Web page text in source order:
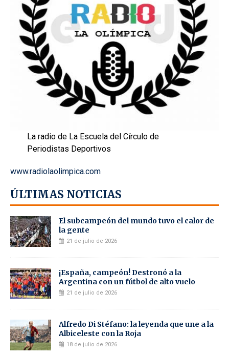
La radio de La Escuela del Círculo de
Periodistas Deportivos
www.radiolaolimpica.com
ÚLTIMAS NOTICIAS
El subcampeón del mundo tuvo el calor de
la gente
21 de julio de 2026
¡España, campeón! Destronó a la
Argentina con un fútbol de alto vuelo
21 de julio de 2026
Alfredo Di Stéfano: la leyenda que une a la
Albiceleste con la Roja
18 de julio de 2026